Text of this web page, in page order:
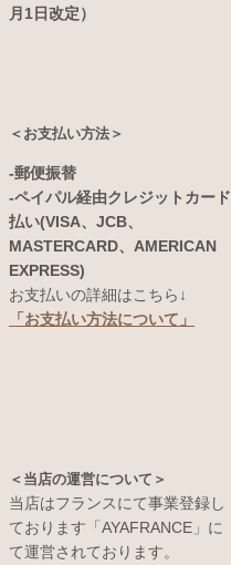
月1日改定）
＜お支払い方法＞
-郵便振替
-ペイパル経由クレジットカード
払い(VISA、JCB、
MASTERCARD、AMERICAN
EXPRESS)
お支払いの詳細はこちら↓
「お支払い方法について」
＜当店の運営について＞
当店はフランスにて事業登録し
ております「AYAFRANCE」に
て運営されております。